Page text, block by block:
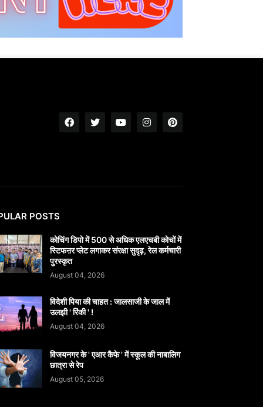
POSTS
कोचिंग डिपो में 500 से अधिक एलएचबी कोचों में
स्टिफऩर प्लेट लगाकर संरक्षा सुदृढ़, रेल कर्मचारी
पुरस्कृत
August 04, 2026
विदेशी पिया की चाहत : जालसाजी के जाल में
उलझी ' रिंकी ' !
August 04, 2026
विजयनगर के ' एआर कैफे ' में स्कूल की नाबालिग
छात्रा से रेप
August 05, 2026